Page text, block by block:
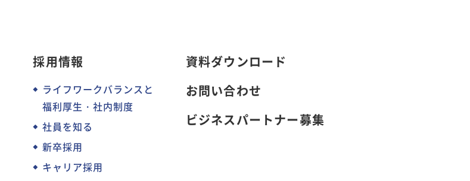
採用情報
ライフワークバランスと
福利厚生・社内制度
社員を知る
新卒採用
キャリア採用
資料ダウンロード
お問い合わせ
ビジネスパートナー募集